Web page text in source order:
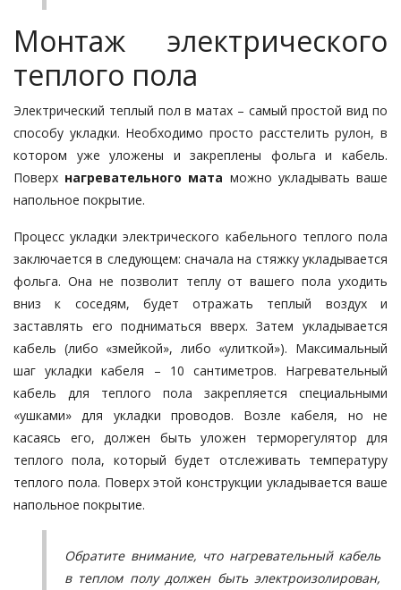
Монтаж электрического
теплого пола
Электрический теплый пол в матах – самый простой вид по
способу укладки. Необходимо просто расстелить рулон, в
котором уже уложены и закреплены фольга и кабель.
Поверх нагревательного мата можно укладывать ваше
напольное покрытие.
Процесс укладки электрического кабельного теплого пола
заключается в следующем: сначала на стяжку укладывается
фольга. Она не позволит теплу от вашего пола уходить
вниз к соседям, будет отражать теплый воздух и
заставлять его подниматься вверх. Затем укладывается
кабель (либо «змейкой», либо «улиткой»). Максимальный
шаг укладки кабеля – 10 сантиметров. Нагревательный
кабель для теплого пола закрепляется специальными
«ушками» для укладки проводов. Возле кабеля, но не
касаясь его, должен быть уложен терморегулятор для
теплого пола, который будет отслеживать температуру
теплого пола. Поверх этой конструкции укладывается ваше
напольное покрытие.
Обратите внимание, что нагревательный кабель
в теплом полу должен быть электроизолирован,